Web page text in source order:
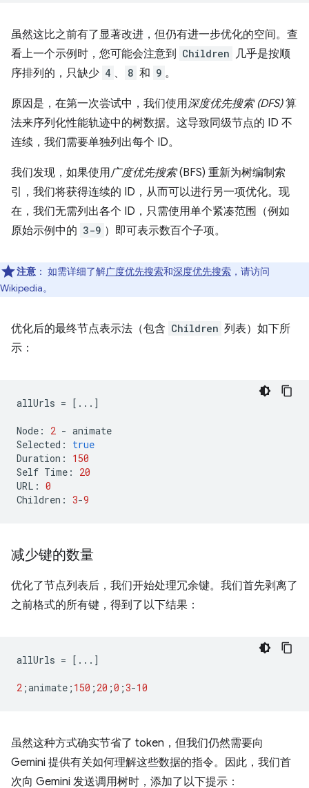
虽然这比之前有了显著改进，但仍有进一步优化的空间。查
看上一个示例时，您可能会注意到 Children 几乎是按顺
序排列的，只缺少 4 、 8 和 9 。
原因是，在第一次尝试中，我们使用深度优先搜索 (DFS)算
法来序列化性能轨迹中的树数据。这导致同级节点的 ID 不
连续，我们需要单独列出每个 ID。
我们发现，如果使用广度优先搜索(BFS) 重新为树编制索
引，我们将获得连续的 ID，从而可以进行另一项优化。现
在，我们无需列出各个 ID，只需使用单个紧凑范围（例如
原始示例中的 3-9 ）即可表示数百个子项。
注意 ： 如需详细了解广度优先搜索和深度优先搜索 ，请访问
Wikipedia。
优化后的最终节点表示法（包含 Children 列表）如下所
示：
allUrls = [...]
Node : 2 - animate
Selected :
true
Duration :
150
Self Time :
20
URL : 0
Children : 3-9
减少键的数量
优化了节点列表后，我们开始处理冗余键。我们首先剥离了
之前格式的所有键，得到了以下结果：
allUrls = [...]
2 ;animate ; 150 ; 20 ;0 ;3-10
虽然这种方式确实节省了 token，但我们仍然需要向
Gemini 提供有关如何理解这些数据的指令。因此，我们首
次向 Gemini 发送调用树时，添加了以下提示：